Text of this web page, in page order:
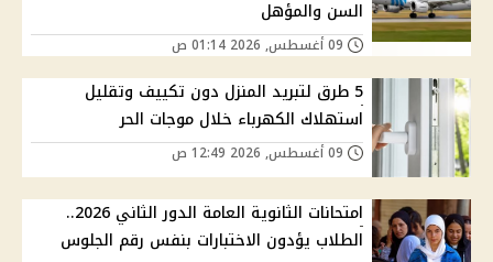
السن والمؤهل
5 طرق لتبريد المنزل دون تكييف وتقليل
استهلاك الكهرباء خلال موجات الحر
امتحانات الثانوية العامة الدور الثاني 2026..
الطلاب يؤدون الاختبارات بنفس رقم الجلوس